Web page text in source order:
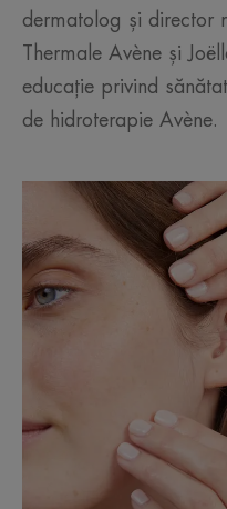
dermatolog și director
Thermale Avène și
educație privind
de hidroterapie Avène.